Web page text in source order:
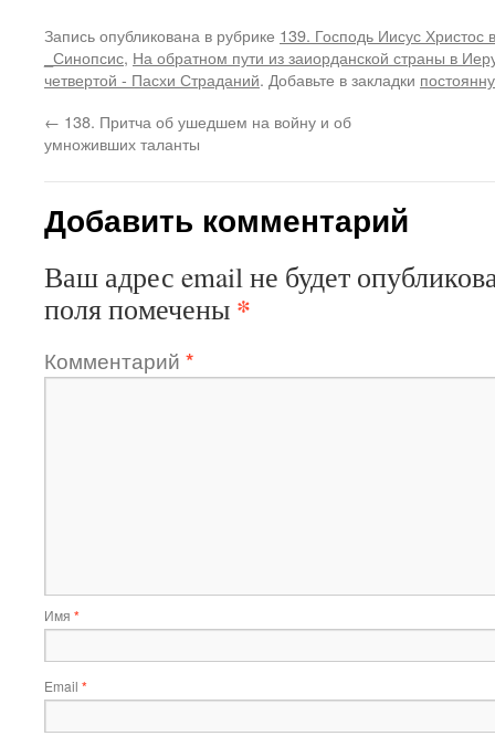
Запись опубликована в рубрике 139. Господь Иисус
_Синопсис, На обратном пути из заиорданской страны в
четвертой - Пасхи Страданий. Добавьте в закладки
← 138. Притча об ушедшем на войну и об
умноживших таланты
Добавить комментарий
Ваш адрес email не будет
поля помечены *
Комментарий *
Имя *
Email *